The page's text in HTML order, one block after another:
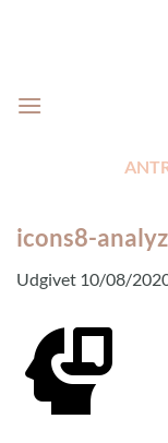
icons8-
Udgivet 10/08/